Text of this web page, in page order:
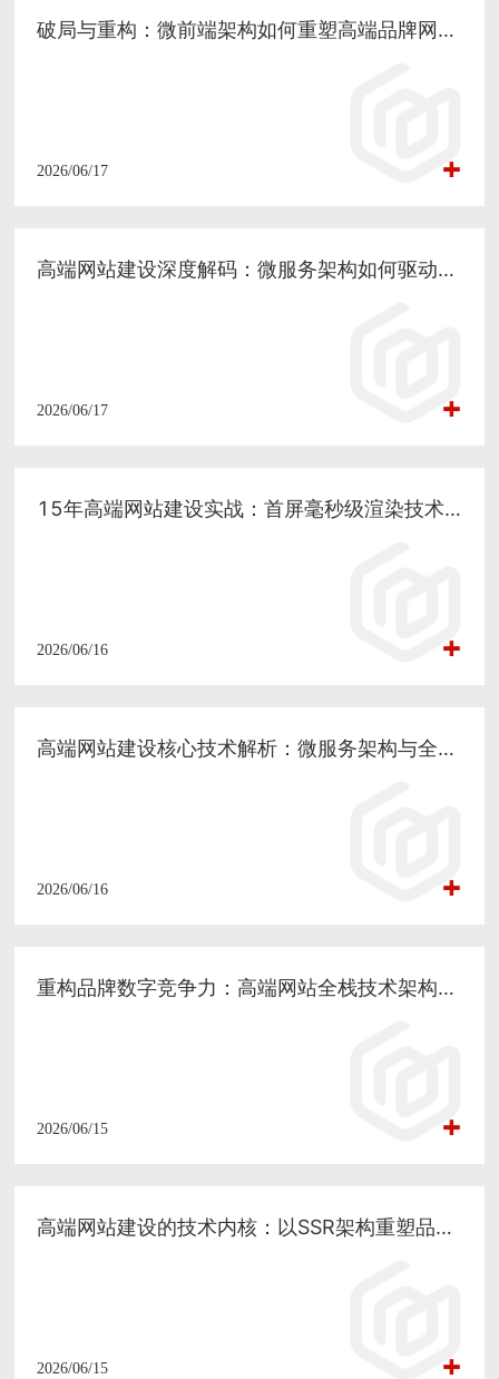
破局与重构：微前端架构如何重塑高端品牌网站的技术底座与营销体验
2026/06/17
高端网站建设深度解码：微服务架构如何驱动品牌全案战略落地
2026/06/17
15年高端网站建设实战：首屏毫秒级渲染技术如何平衡创意体验与营销实效
2026/06/16
高端网站建设核心技术解析：微服务架构与全链路API集成如何赋能品牌全案落地
2026/06/16
重构品牌数字竞争力：高端网站全栈技术架构的深度解析与商业转化逻辑
2026/06/15
高端网站建设的技术内核：以SSR架构重塑品牌数字体验与营销实效
2026/06/15